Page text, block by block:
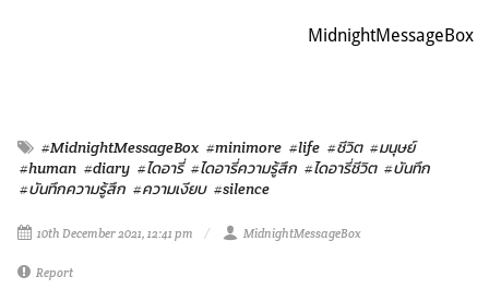
MidnightMessageBox
#MidnightMessageBox #minimore #life #ชีวิต #มนุษย์
#human #diary #ไดอารี่ #ไดอารี่ความรู้สึก #ไดอารี่ชีวิต #บันทึก
#บันทึกความรู้สึก #ความเงียบ #silence
10th December 2021, 12:41 pm MidnightMessageBox
Report